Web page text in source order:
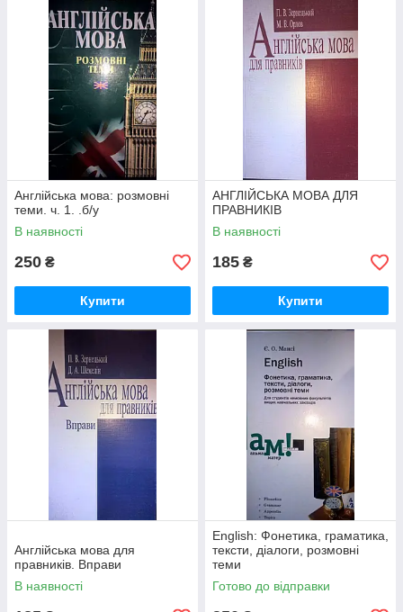
Англійська мова: розмовні
теми. ч. 1. .б/у
В наявності
250 ₴
Купити
АНГЛІЙСЬКА МОВА ДЛЯ
ПРАВНИКІВ
В наявності
185 ₴
Купити
Англійська мова для
правників. Вправи
В наявності
English: Фонетика, граматика,
тексти, діалоги, розмовні
теми
Готово до відправки